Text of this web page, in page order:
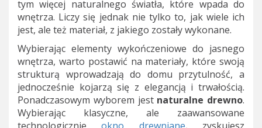
tym więcej naturalnego światła, które wpada do
wnętrza. Liczy się jednak nie tylko to, jak wiele ich
jest, ale też materiał, z jakiego zostały wykonane.
Wybierając elementy wykończeniowe do jasnego
wnętrza, warto postawić na materiały, które swoją
strukturą wprowadzają do domu przytulność, a
jednocześnie kojarzą się z elegancją i trwałością.
Ponadczasowym wyborem jest naturalne drewno.
Wybierając klasyczne, ale zaawansowane